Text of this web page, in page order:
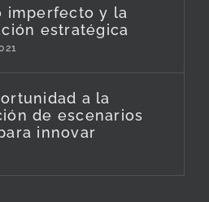
imperfecto y la
estratégica
a la
de escenarios
innovar